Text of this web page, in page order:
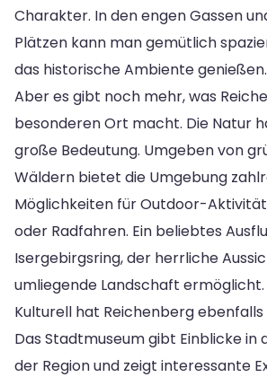
Charakter. In den engen Gassen
Plätzen kann man gemütlich
das historische Ambiente genießen.
Aber es gibt noch mehr, was
besonderen Ort macht. Die Natur
große Bedeutung. Umgeben von
Wäldern bietet die Umgebung
Möglichkeiten für Outdoor-
oder Radfahren. Ein beliebtes
Isergebirgsring, der herrliche
umliegende Landschaft ermöglicht.
Kulturell hat Reichenberg ebenfalls
Das Stadtmuseum gibt Einblicke in
der Region und zeigt interessante